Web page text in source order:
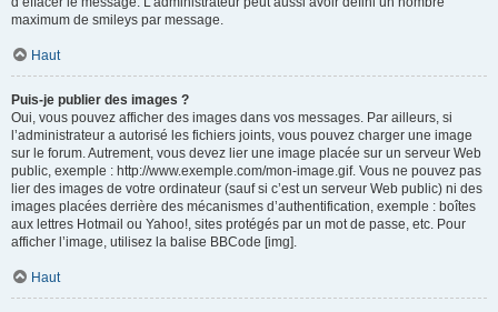
maximum de smileys par message.
Haut
Puis-je publier des images ?
Oui, vous pouvez afficher des images dans vos messages. Par ailleurs, si
l’administrateur a autorisé les fichiers joints, vous pouvez charger une image
sur le forum. Autrement, vous devez lier une image placée sur un serveur Web
public, exemple : http://www.exemple.com/mon-image.gif. Vous ne pouvez pas
lier des images de votre ordinateur (sauf si c’est un serveur Web public) ni des
images placées derrière des mécanismes d’authentification, exemple : boîtes
aux lettres Hotmail ou Yahoo!, sites protégés par un mot de passe, etc. Pour
afficher l’image, utilisez la balise BBCode [img].
Haut